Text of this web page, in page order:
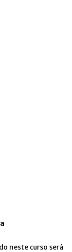
neste curso será